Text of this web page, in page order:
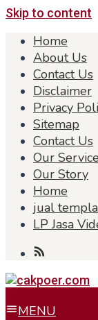
Skip to content
Home
About Us
Contact Us
Disclaimer
Privacy
Sitemap
Contact Us
Our
Our Story
Home
jual
LP Jasa
MENU